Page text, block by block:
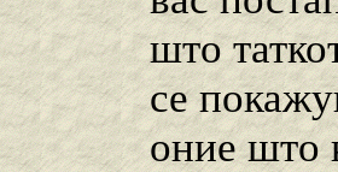
што
се
оние што